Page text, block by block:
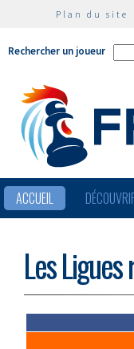
Plan du site
Rechercher un joueur
ACCUEIL
Les